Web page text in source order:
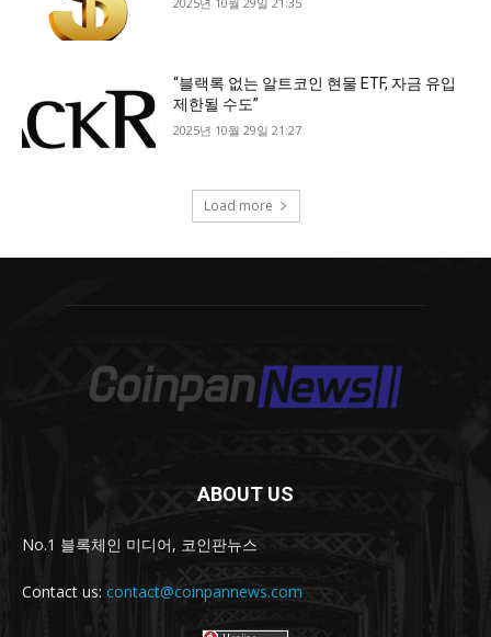
ABOUT US
No.1 블록체인 미디어, 코인판뉴스
Contact us: contact@coinpannews.com